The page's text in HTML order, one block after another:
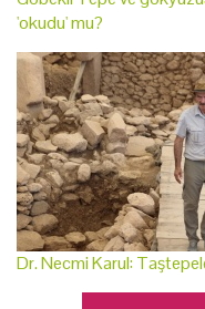
'okudu' mu?
Dr. Necmi Karul: